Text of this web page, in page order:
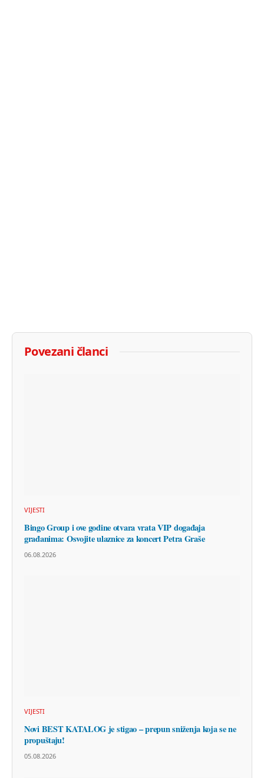
Povezani članci
VIJESTI
Bingo Group i ove godine otvara vrata VIP događaja
građanima: Osvojite ulaznice za koncert Petra Graše
06.08.2026
VIJESTI
Novi BEST KATALOG je stigao – prepun sniženja koja se ne
propuštaju!
05.08.2026